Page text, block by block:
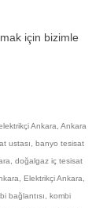
için bizimle
Ankara, Ankara
ustası, banyo tesisat
, doğalgaz iç tesisat
, Elektrikçi Ankara,
bağlantısı, kombi